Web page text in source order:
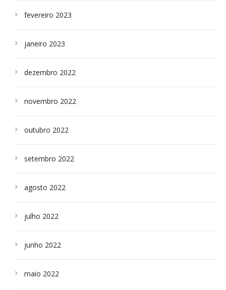
fevereiro 2023
janeiro 2023
dezembro 2022
novembro 2022
outubro 2022
setembro 2022
agosto 2022
julho 2022
junho 2022
maio 2022